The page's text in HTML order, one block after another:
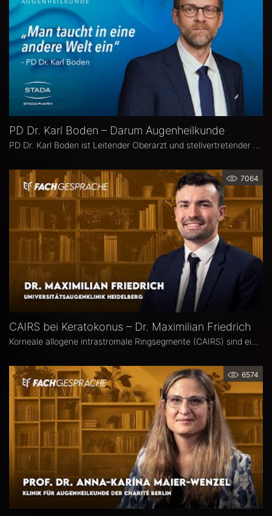
PD Dr. Karl Boden – Darum Augenheilkunde
7064
CAIRS bei Keratokonus – Dr. Maximilian Friedrich
6574